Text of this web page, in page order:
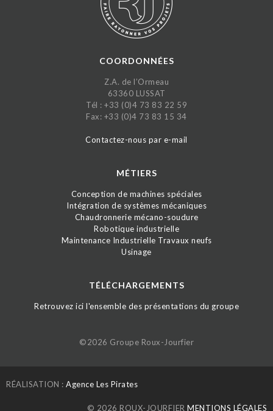
COORDONNÉES
Z.A. de l’Ormeau
63360 LUSSAT
Tél : +33 (0)4 73 83 22 59
Fax: +33 (0)4 73 83 15 34
Contactez-nous par e-mail
MÉTIERS
Conception de machines spéciales
Intégration de systèmes mécaniques
Chaudronnerie mécano-soudure
Robotique industrielle
Maintenance Industrielle Travaux neufs
Usinage
TÉLÉCHARGEMENTS
Retrouvez ici l'ensemble des présentations du groupe
©2026 Groupe Roux-Jourfier
RÉALISATION : Agence Les Pirates
© 2026 ROUX-JOURFIER MENTIONS LÉGALES